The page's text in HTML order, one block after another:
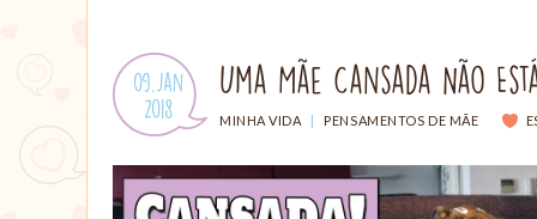
Publicado
em:
09.Jan
.
2018
Uma Mãe Cansada Não
CATEGORIAS:
MINHA VIDA PENSAMENTOS DE MÃE